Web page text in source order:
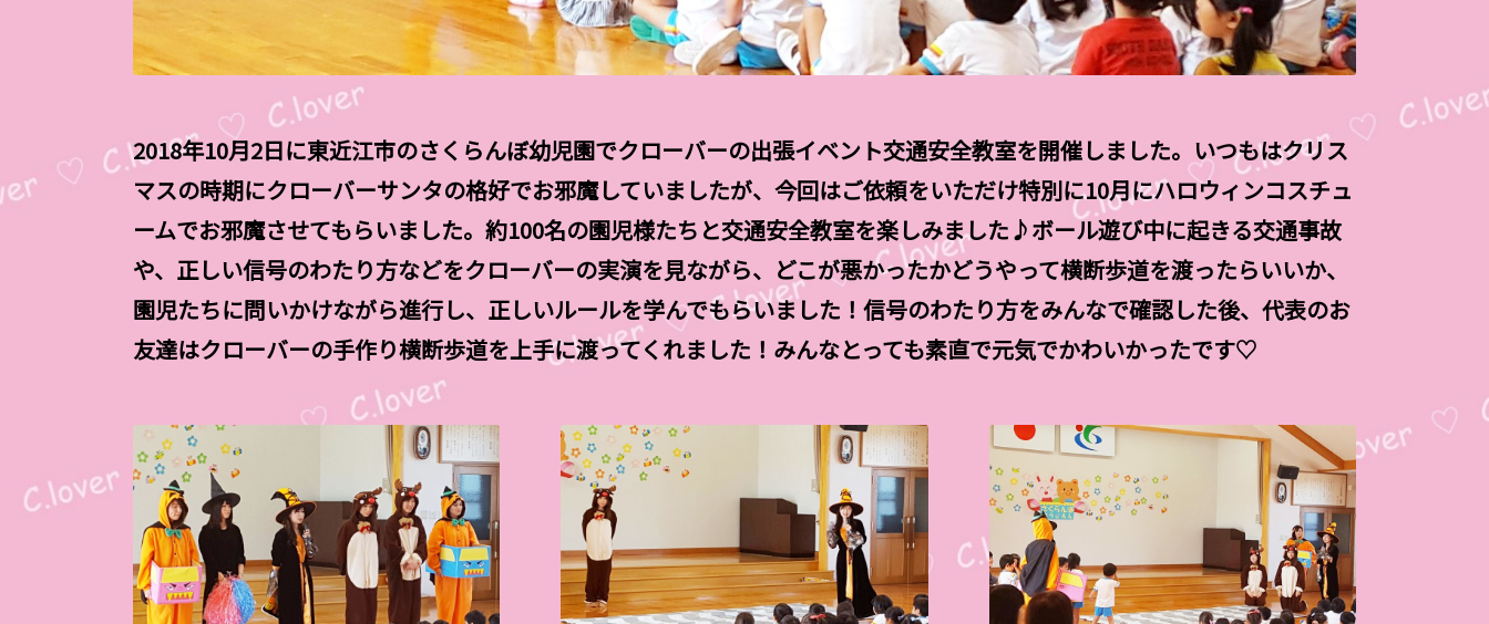
2018年10月2日に東近江市のさくらんぼ幼児園でクローバーの出張イベント交通安全教室を開催しました。いつもはクリス
マスの時期にクローバーサンタの格好でお邪魔していましたが、今回はご依頼をいただけ特別に10月にハロウィンコスチュ
ームでお邪魔させてもらいました。約100名の園児様たちと交通安全教室を楽しみました♪ボール遊び中に起きる交通事故
や、正しい信号のわたり方などをクローバーの実演を見ながら、どこが悪かったかどうやって横断歩道を渡ったらいいか、
園児たちに問いかけながら進行し、正しいルールを学んでもらいました！信号のわたり方をみんなで確認した後、代表のお
友達はクローバーの手作り横断歩道を上手に渡ってくれました！みんなとっても素直で元気でかわいかったです♡